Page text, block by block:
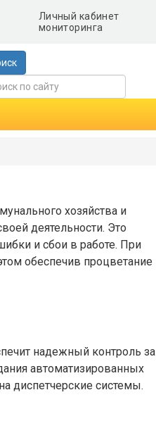
Личный кабинет
мониторинга
хозяйства и
деятельности. Это
и сбои в работе. При
обеспечив процветание
надежный контроль за
автоматизированных
диспетчерские системы.